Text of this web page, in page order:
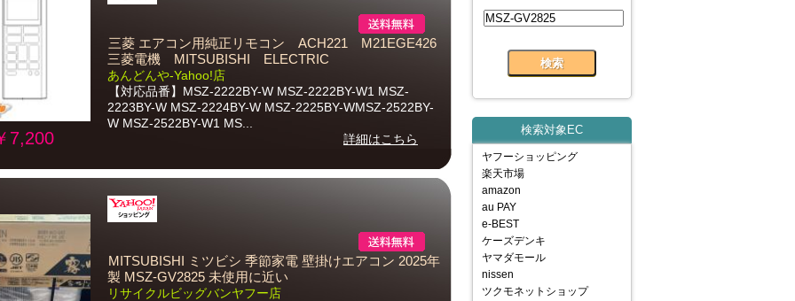
7,200
三菱 エアコン用純正リモコン ACH221 M21EGE426
三菱電機 MITSUBISHI ELECTRIC
あんどんや-Yahoo!店
【対応品番】MSZ-2222BY-W MSZ-2222BY-W1 MSZ-
2223BY-W MSZ-2224BY-W MSZ-2225BY-WMSZ-2522BY-
W MSZ-2522BY-W1 MS...
詳細はこちら
MITSUBISHI ミツビシ 季節家電 壁掛けエアコン 2025年
製 MSZ-GV2825 未使用に近い
リサイクルビッグバンヤフー店
検索対象EC
ヤフーショッピング
楽天市場
amazon
au PAY
e-BEST
ケーズデンキ
ヤマダモール
nissen
ツクモネットショップ